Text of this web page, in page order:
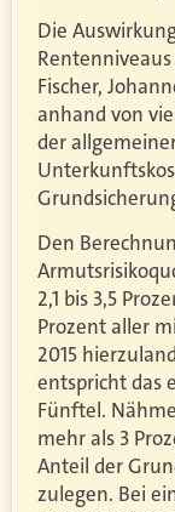
Die
Fischer,
anhand von
der
Den
2,1 bis 3,5
Prozent aller
2015
entspricht das
Fünftel.
mehr als 3
Anteil der
zulegen. Bei